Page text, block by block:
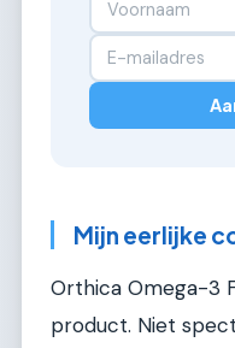
Mijn eerlijke
Orthica Omega-3
product. Niet